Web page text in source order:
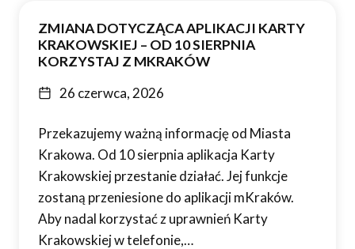
ZMIANA DOTYCZĄCA APLIKACJI KARTY
KRAKOWSKIEJ – OD 10 SIERPNIA
KORZYSTAJ Z MKRAKÓW
26 czerwca, 2026
Przekazujemy ważną informację od Miasta
Krakowa. Od 10 sierpnia aplikacja Karty
Krakowskiej przestanie działać. Jej funkcje
zostaną przeniesione do aplikacji mKraków.
Aby nadal korzystać z uprawnień Karty
Krakowskiej w telefonie,…